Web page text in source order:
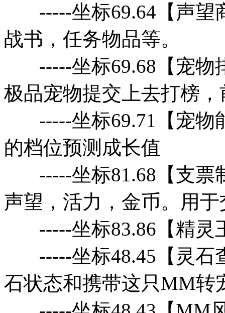
-----坐标69.64【声望
战书，任务物品等。
-----坐标69.68【宠物
极品宠物提交上去打榜
-----坐标69.71【宠物
的档位预测成长值
-----坐标81.68【支票
声望，活力，金币。用
-----坐标83.86【精灵
-----坐标48.45【灵石
石状态和携带这只MM转